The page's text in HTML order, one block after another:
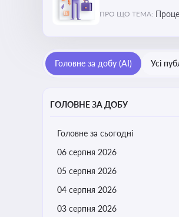
ПРО ЩО ТЕМА:
Головне за добу (AI) Усі
ГОЛОВНЕ ЗА ДОБУ
Головне за сьогодні
06 серпня 2026
05 серпня 2026
04 серпня 2026
03 серпня 2026